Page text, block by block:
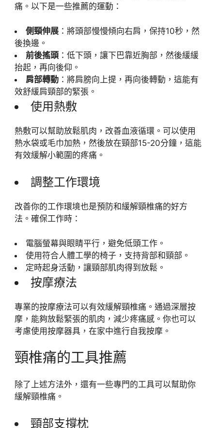
痛。以下是一些推薦的運動：
側頸伸展 ：將頭部慢慢傾向右肩，保持10秒，然
後換邊。
前後搖頭 ：低下頭，讓下巴靠近胸部，然後緩緩
抬起，再向後仰。
肩部轉動 ：將肩膀向上提，再向後轉動，這能有
效舒緩肩頸部的緊張。
使用熱敷
熱敷可以幫助放鬆肌肉，改善血液循環。可以使用
熱水袋或毛巾加熱，然後放在頸部15-20分鐘，這能
有效緩解小範圍的疼痛。
調整工作環境
改善你的工作環境也是預防和緩解頸椎痛的好方
法。確保工作時：
電腦螢幕與眼睛平行，避免低頭工作。
使用符合人體工學的椅子，支持背部和頸部。
定時起身活動，讓頸部肌肉得到放鬆。
按摩療法
專業的按摩療法可以有效緩解頸椎痛。通過深層按
摩，能夠放鬆緊張的肌肉，減少疼痛感。你也可以
考慮使用按摩器具，在家中進行自我按摩。
頸椎痛的工具推薦
除了上述方法外，還有一些專門的工具可以幫助你
緩解頸椎痛。
頸部支撐枕